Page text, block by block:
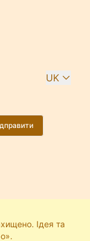
UK
Ідея та